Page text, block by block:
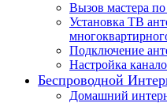
Вызов мастера
Установка ТВ
Подключение
Настройка
Беспроводной
Домашний